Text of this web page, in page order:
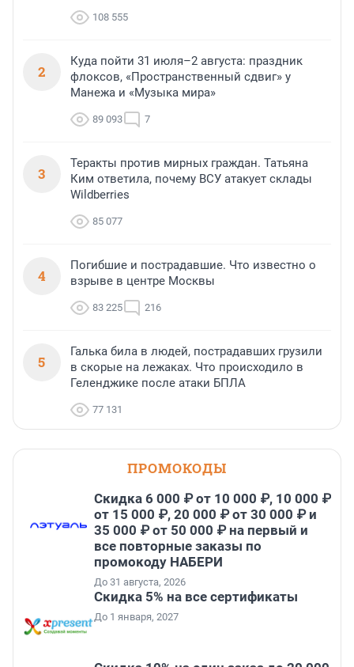
108 555
2
Куда пойти 31 июля–2 августа: праздник
флоксов, «Пространственный сдвиг» у
Манежа и «Музыка мира»
89 093 7
3
Теракты против мирных граждан. Татьяна
Ким ответила, почему ВСУ атакует склады
Wildberries
85 077
4
Погибшие и пострадавшие. Что известно о
взрыве в центре Москвы
83 225 216
5
Галька била в людей, пострадавших грузили
в скорые на лежаках. Что происходило в
Геленджике после атаки БПЛА
77 131
ПРОМОКОДЫ
Скидка 6 000 ₽ от 10 000 ₽, 10 000 ₽
от 15 000 ₽, 20 000 ₽ от 30 000 ₽ и
35 000 ₽ от 50 000 ₽ на первый и
все повторные заказы по
промокоду НАБЕРИ
До 31 августа, 2026
Скидка 5% на все сертификаты
До 1 января, 2027